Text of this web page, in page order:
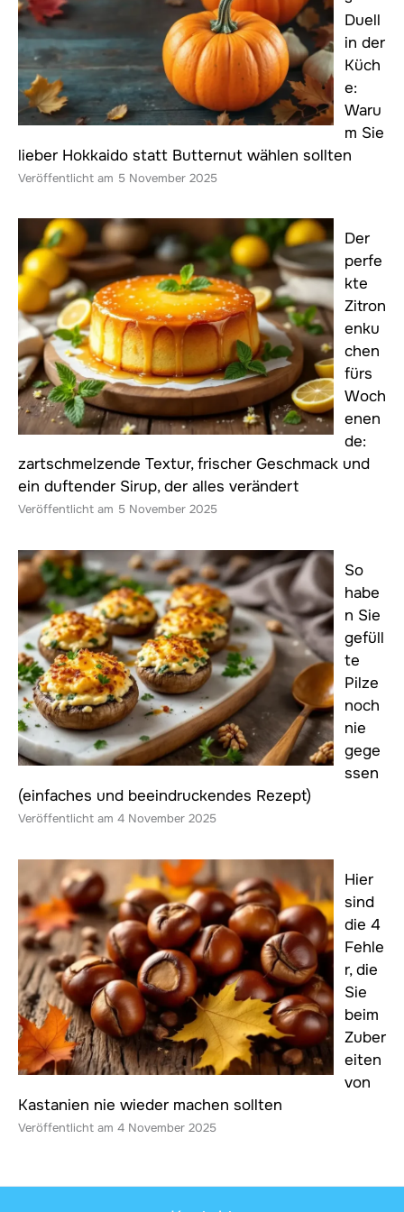
Duell
in der
Küch
e:
Waru
m Sie
lieber Hokkaido statt Butternut wählen sollten
5 November 2025
Der
perfe
kte
Zitron
enku
chen
fürs
Woch
enen
de:
zartschmelzende Textur, frischer Geschmack und
ein duftender Sirup, der alles verändert
5 November 2025
So
habe
n Sie
gefüll
te
Pilze
noch
nie
gege
ssen
(einfaches und beeindruckendes Rezept)
4 November 2025
Hier
sind
die 4
Fehle
r, die
Sie
beim
Zuber
eiten
von
Kastanien nie wieder machen sollten
4 November 2025